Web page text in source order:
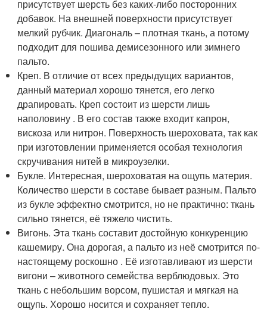
присутствует шерсть без каких-либо посторонних
добавок. На внешней поверхности присутствует
мелкий рубчик. Диагональ – плотная ткань, а потому
подходит для пошива демисезонного или зимнего
пальто.
Креп. В отличие от всех предыдущих вариантов,
данный материал хорошо тянется, его легко
драпировать. Креп состоит из шерсти лишь
наполовину . В его состав также входит капрон,
вискоза или нитрон. Поверхность шероховата, так как
при изготовлении применяется особая технология
скручивания нитей в микроузелки.
Букле. Интересная, шероховатая на ощупь материя.
Количество шерсти в составе бывает разным. Пальто
из букле эффектно смотрится, но не практично: ткань
сильно тянется, её тяжело чистить.
Вигонь. Эта ткань составит достойную конкуренцию
кашемиру. Она дорогая, а пальто из неё смотрится по-
настоящему роскошно . Её изготавливают из шерсти
вигони – животного семейства верблюдовых. Это
ткань с небольшим ворсом, пушистая и мягкая на
ощупь. Хорошо носится и сохраняет тепло.